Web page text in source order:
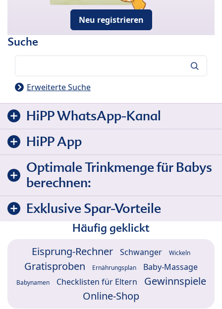
Neu registrieren
Suche
Erweiterte Suche
HiPP WhatsApp-Kanal
HiPP App
Optimale Trinkmenge für Babys
berechnen:
Exklusive Spar-Vorteile
Häufig geklickt
Eisprung-Rechner Schwanger Wickeln
Gratisproben Ernährungsplan Baby-Massage
Babynamen Checklisten für Eltern
Gewinnspiele
Online-Shop